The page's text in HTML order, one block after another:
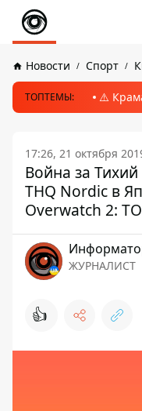
Новости Спорт
ТОПТЕМЫ: ⚠️
17:26, 21 октября
Война за
THQ Nordic в
Overwatch 2:
ЖУРНАЛИСТ
👍